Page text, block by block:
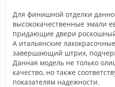
Для финишной отделки
высококачественные эмали
придающие двери
А итальянские
завершающий штрих,
Данная модель не только
качество, но также
показателям надежности.